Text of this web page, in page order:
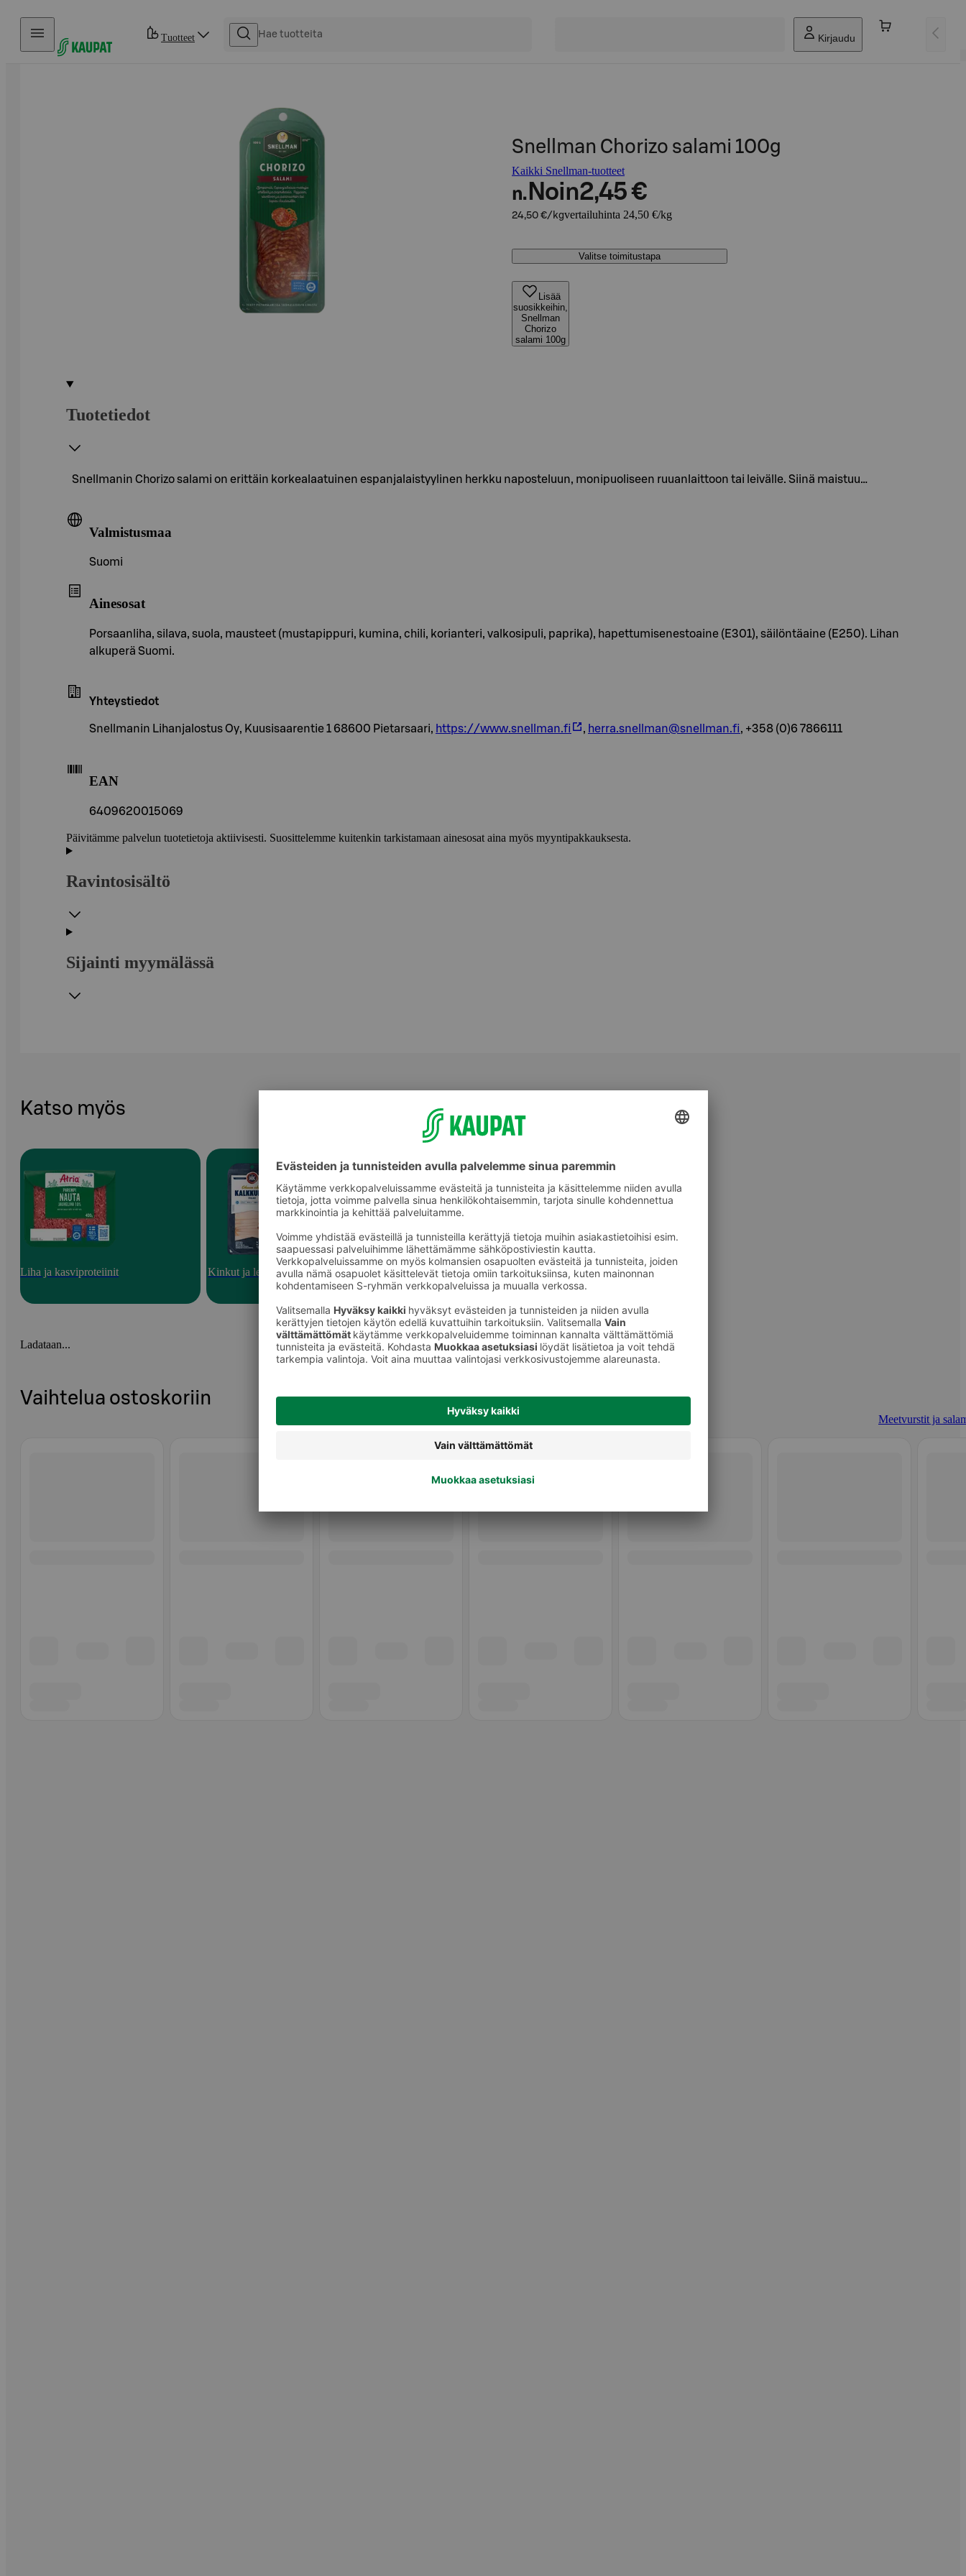
Hyppää sisältöön
Tuotteet Kirjaudu
Snellman Chorizo salami 100g
Kaikki Snellman-tuotteet
n. Noin2,45 €
24,50 €/kgvertailuhinta 24,50 €/kg
Valitse toimitustapa
Lisää
suosikkeihin,
Snellman
Chorizo
salami 100g
Tuotetiedot
Snellmanin Chorizo salami on erittäin korkealaatuinen espanjalaistyylinen herkku naposteluun, monipuoliseen ruuanlaittoon tai leivälle. Siinä maistuu…
Valmistusmaa
Suomi
Ainesosat
Porsaanliha, silava, suola, mausteet (mustapippuri, kumina, chili, korianteri, valkosipuli, paprika), hapettumisenestoaine (E301), säilöntäaine (E250). Lihan
alkuperä Suomi.
Yhteystiedot
Snellmanin Lihanjalostus Oy, Kuusisaarentie 1 68600 Pietarsaari, https://www.snellman.fi , herra.snellman@snellman.fi, +358 (0)6 7866111
EAN
6409620015069
Päivitämme palvelun tuotetietoja aktiivisesti. Suosittelemme kuitenkin tarkistamaan ainesosat aina myös myyntipakkauksesta.
Ravintosisältö
Sijainti myymälässä
Katso myös
Liha ja kasviproteiinit Kinkut ja leikkeleet Meetvurstit ja salamit
Ladataan...
Vaihtelua ostoskoriin
Meetvurstit ja